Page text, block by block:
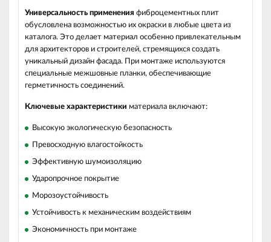
Универсальность применения фиброцементных плит
обусловлена возможностью их окраски в любые цвета из
каталога. Это делает материал особенно привлекательным
для архитекторов и строителей, стремящихся создать
уникальный дизайн фасада. При монтаже используются
специальные межшовные планки, обеспечивающие
герметичность соединений.
Ключевые характеристики материала включают:
Высокую экологическую безопасность
Превосходную влагостойкость
Эффективную шумоизоляцию
Ударопрочное покрытие
Морозоустойчивость
Устойчивость к механическим воздействиям
Экономичность при монтаже